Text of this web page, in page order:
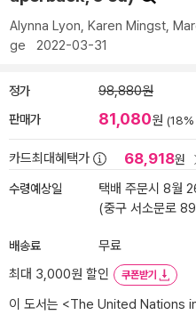
Alynna Lyon, Karen Mingst,
ge 2022-03-31
정가 98,880원
판매가 81,080원 (18%
카드최대혜택가 68,918원
수령예상일
택배 주문시 8월
(중구 서소문로
배송료
무료
최대 3,000원 할인
쿠폰받기
이 도서는 <The United Nations